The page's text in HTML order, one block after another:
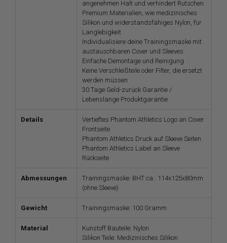
angenehmen Halt und verhindert Rutschen
Premium Materialien, wie medizinisches
Silikon und widerstandsfähiges Nylon, für
Langlebigkeit
Individualisiere deine Trainingsmaske mit
austauschbaren Cover und Sleeves
Einfache Demontage und Reinigung
Keine Verschleißteile oder Filter, die ersetzt
werden müssen
30 Tage Geld-zurück Garantie /
Lebenslange Produktgarantie
Details
Vertieftes Phantom Athletics Logo an Cover
Frontseite
Phantom Athletics Druck auf Sleeve Seiten
Phantom Athletics Label an Sleeve
Rückseite
Abmessungen
Trainingsmaske: BHT ca.: 114x125x80mm
(ohne Sleeve)
Gewicht Trainingsmaske: 100 Gramm
Material
Kunstoff Bauteile: Nylon
Silikon Teile: Medizinisches Silikon